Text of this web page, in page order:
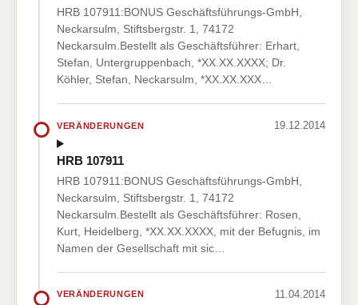
HRB 107911:BONUS Geschäftsführungs-GmbH,
Neckarsulm, Stiftsbergstr. 1, 74172
Neckarsulm.Bestellt als Geschäftsführer: Erhart,
Stefan, Untergruppenbach, *XX.XX.XXXX; Dr.
Köhler, Stefan, Neckarsulm, *XX.XX.XXX…
VERÄNDERUNGEN 19.12.2014
HRB 107911
HRB 107911:BONUS Geschäftsführungs-GmbH,
Neckarsulm, Stiftsbergstr. 1, 74172
Neckarsulm.Bestellt als Geschäftsführer: Rosen,
Kurt, Heidelberg, *XX.XX.XXXX, mit der Befugnis, im
Namen der Gesellschaft mit sic…
VERÄNDERUNGEN 11.04.2014